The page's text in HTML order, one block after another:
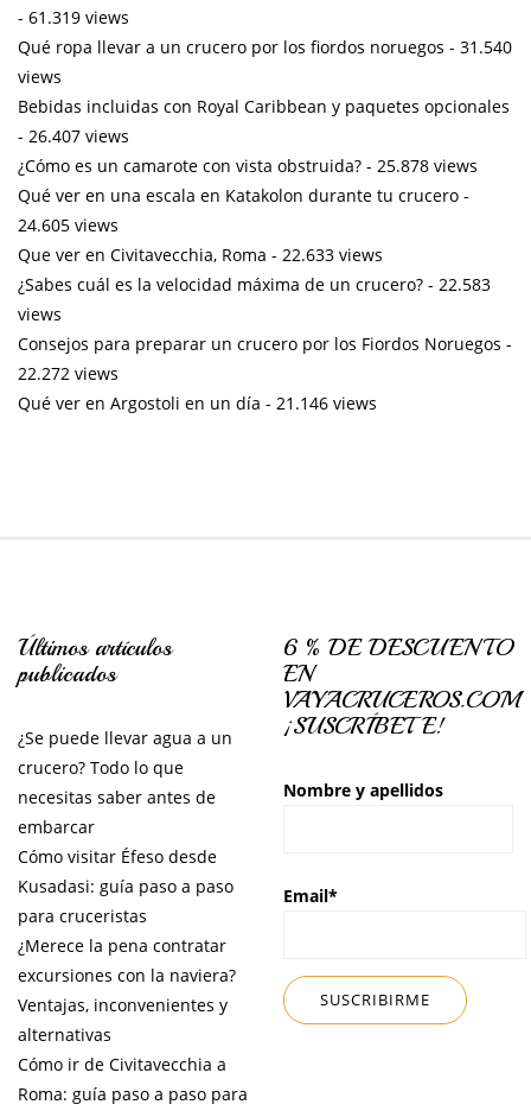
- 61.319 views
Qué ropa llevar a un crucero por los fiordos noruegos - 31.540
views
Bebidas incluidas con Royal Caribbean y paquetes opcionales
- 26.407 views
¿Cómo es un camarote con vista obstruida? - 25.878 views
Qué ver en una escala en Katakolon durante tu crucero -
24.605 views
Que ver en Civitavecchia, Roma - 22.633 views
¿Sabes cuál es la velocidad máxima de un crucero? - 22.583
views
Consejos para preparar un crucero por los Fiordos Noruegos -
22.272 views
Qué ver en Argostoli en un día - 21.146 views
Últimos artículos
publicados
¿Se puede llevar agua a un
crucero? Todo lo que
necesitas saber antes de
embarcar
Cómo visitar Éfeso desde
Kusadasi: guía paso a paso
para cruceristas
¿Merece la pena contratar
excursiones con la naviera?
Ventajas, inconvenientes y
alternativas
Cómo ir de Civitavecchia a
Roma: guía paso a paso para
6 % DE DESCUENTO
EN
VAYACRUCEROS.COM
¡SUSCRÍBETE!
Nombre y apellidos
Email*